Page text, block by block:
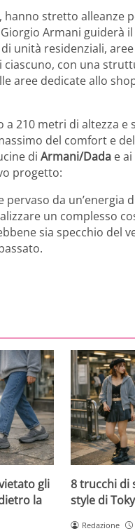
hanno stretto alleanze
Armani guiderà
unità residenziali,
con una
aree dedicate allo
210 metri di altezza e
del comfort e
di Armani/Dada e ai
progetto:
da un’energia
un complesso
sia specchio del
gli
la
8 trucchi di
style di
Redazione